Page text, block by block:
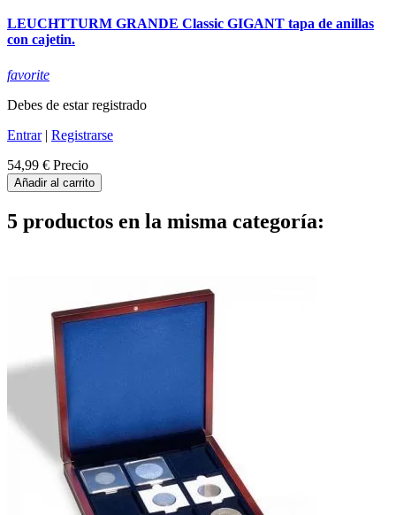
LEUCHTTURM GRANDE Classic GIGANT tapa de anillas
con cajetin.
favorite
Debes de estar registrado
Entrar| Registrarse
54,99 € Precio
Añadir al carrito
5 productos en la misma categoría: